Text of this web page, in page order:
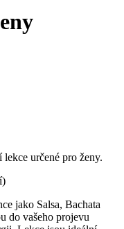
určené pro ženy.
jako Salsa, Bachata
do vašeho projevu